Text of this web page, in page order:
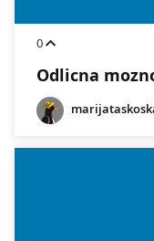
0
Odlicna